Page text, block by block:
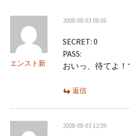
エンスト新
2008-08-03 08:06
SECRET: 0
PASS:
おいっ、待てよ！
返信
2008-08-03 12:09